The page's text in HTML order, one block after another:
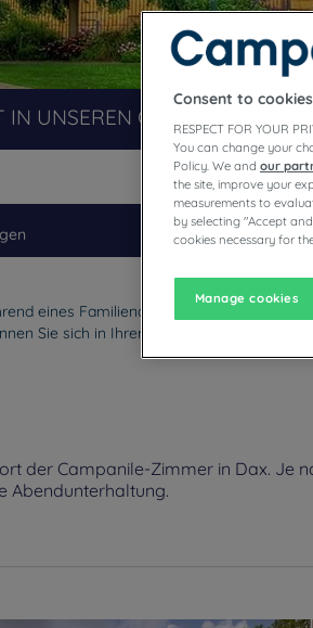
UNSEREN CAMPANILE
Navigate
eines Familienaufenthalts die
Sie sich in Ihrem Zimmer mit
der Campanile-Zimmer in Dax. Je
Abendunterhaltung.
Consent to cookies
RESPECT FOR YOUR
You can change your
Policy. We and our
the site, improve your
measurements to
by selecting "Accept
cookies necessary for
Manage cookies